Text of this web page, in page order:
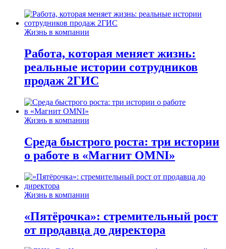
Жизнь в компании
Работа, которая меняет жизнь:
реальные истории сотрудников
продаж 2ГИС
Жизнь в компании
Среда быстрого роста: три истории
о работе в «Магнит OMNI»
Жизнь в компании
«Пятёрочка»: стремительный рост
от продавца до директора